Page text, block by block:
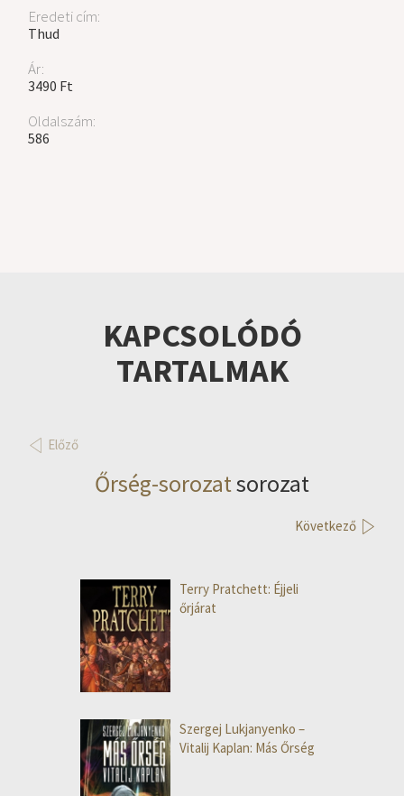
Eredeti cím:
Thud
Ár:
3490 Ft
Oldalszám:
586
KAPCSOLÓDÓ
TARTALMAK
Előző
Őrség-sorozatsorozat
Következő
Terry Pratchett: Éjjeli
őrjárat
Szergej Lukjanyenko –
Vitalij Kaplan: Más Őrség